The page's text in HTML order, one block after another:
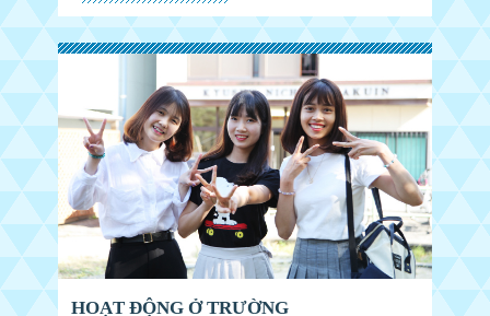
HOẠT ĐỘNG Ở TRƯỜNG